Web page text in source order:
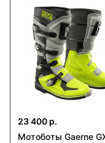
23 400 р.
Мотоботы Gaerne